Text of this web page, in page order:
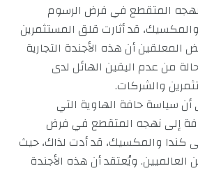
نهجه المتقطع في فرض الرسوم
قد أثارت قلق المستثمرين
المعلقين أن هذه الأجندة التجارية
من عدم اليقين الهائل لدى
والشركات.
أن سياسة حافة الهاوية التي
إلى نهجه المتقطع في فرض
كندا والمكسيك، قد أدت لذاك، حيث
العالميين. ويُعتقد أن هذه الأجندة